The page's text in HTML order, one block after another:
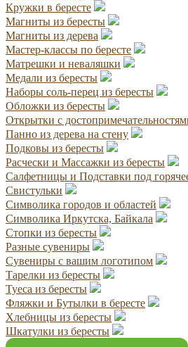
Кружки в бересте
Магниты из бересты
Магниты из дерева
Мастер-классы по бересте
Матрешки и неваляшки
Медали из бересты
Наборы соль-перец из бересты
Обложки из бересты
Открытки с
Панно из дерева на стену
Подковы из бересты
Расчески и Массажки из бересты
Салфетницы и Подставки под
Свистульки
Символика городов и областей
Символика Иркутска, Байкала
Стопки из бересты
Разные сувениры
Сувениры с вашим логотипом
Тарелки из бересты
Туеса из бересты
Фляжки и Бутылки в бересте
Хлебницы из бересты
Шкатулки из бересты